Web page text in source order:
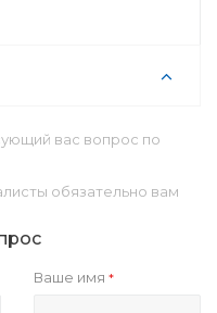
вас вопрос по
обязательно вам
Ваше имя*